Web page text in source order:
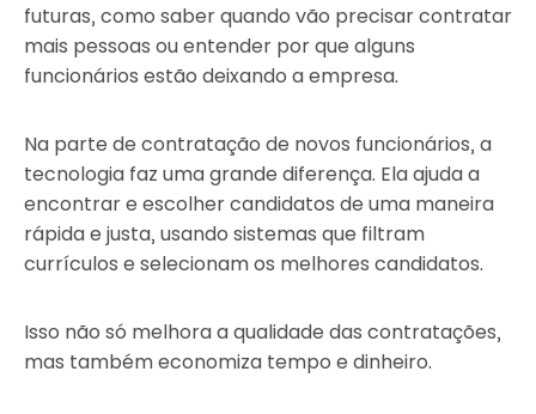
futuras, como saber quando vão precisar contratar
mais pessoas ou entender por que alguns
funcionários estão deixando a empresa.
Na parte de contratação de novos funcionários, a
tecnologia faz uma grande diferença. Ela ajuda a
encontrar e escolher candidatos de uma maneira
rápida e justa, usando sistemas que filtram
currículos e selecionam os melhores candidatos.
Isso não só melhora a qualidade das contratações,
mas também economiza tempo e dinheiro.